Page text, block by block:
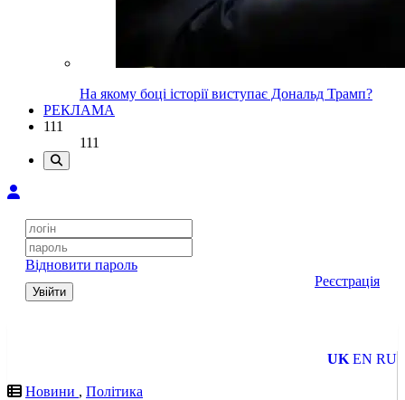
На якому боці історії виступає Дональд Трамп?
РЕКЛАМА
111
111
Відновити пароль
Увійти
Реєстрація
UK EN RU
Новини , Політика